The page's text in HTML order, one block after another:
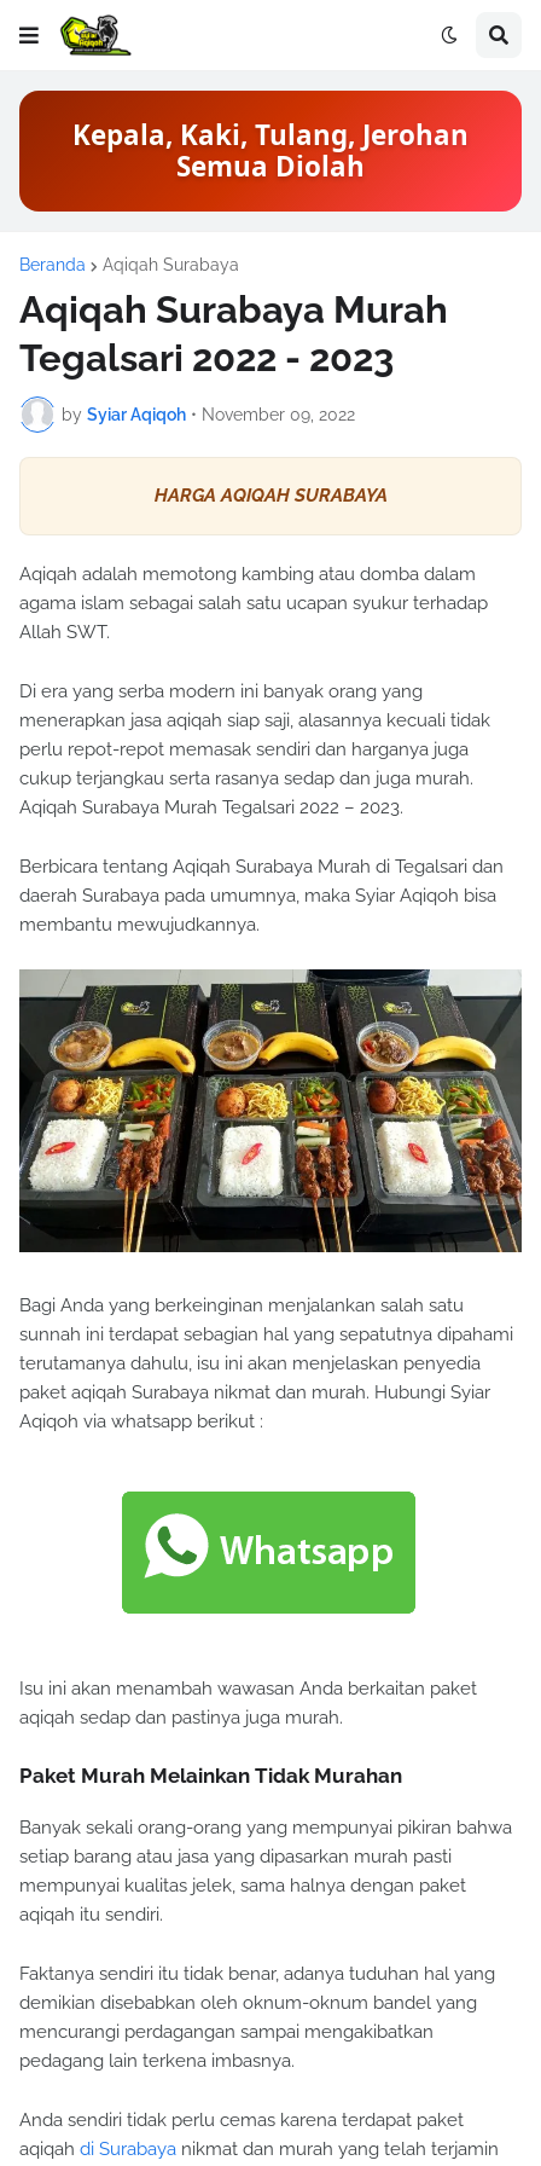
Kepala, Kaki, Tulang, Jerohan
Semua Diolah
Beranda Aqiqah Surabaya
Aqiqah Surabaya Murah
Tegalsari 2022 - 2023
by Syiar Aqiqoh • November 09, 2022
HARGA AQIQAH SURABAYA
Aqiqah adalah memotong kambing atau domba dalam
agama islam sebagai salah satu ucapan syukur terhadap
Allah SWT.
Di era yang serba modern ini banyak orang yang
menerapkan jasa aqiqah siap saji, alasannya kecuali tidak
perlu repot-repot memasak sendiri dan harganya juga
cukup terjangkau serta rasanya sedap dan juga murah.
Aqiqah Surabaya Murah Tegalsari 2022 – 2023.
Berbicara tentang Aqiqah Surabaya Murah di Tegalsari dan
daerah Surabaya pada umumnya, maka Syiar Aqiqoh bisa
membantu mewujudkannya.
Bagi Anda yang berkeinginan menjalankan salah satu
sunnah ini terdapat sebagian hal yang sepatutnya dipahami
terutamanya dahulu, isu ini akan menjelaskan penyedia
paket aqiqah Surabaya nikmat dan murah. Hubungi Syiar
Aqiqoh via whatsapp berikut :
Isu ini akan menambah wawasan Anda berkaitan paket
aqiqah sedap dan pastinya juga murah.
Paket Murah Melainkan Tidak Murahan
Banyak sekali orang-orang yang mempunyai pikiran bahwa
setiap barang atau jasa yang dipasarkan murah pasti
mempunyai kualitas jelek, sama halnya dengan paket
aqiqah itu sendiri.
Faktanya sendiri itu tidak benar, adanya tuduhan hal yang
demikian disebabkan oleh oknum-oknum bandel yang
mencurangi perdagangan sampai mengakibatkan
pedagang lain terkena imbasnya.
Anda sendiri tidak perlu cemas karena terdapat paket
aqiqah di Surabaya nikmat dan murah yang telah terjamin